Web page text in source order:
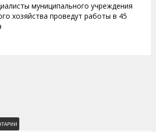
муниципального учреждения
хозяйства проведут работы в 45